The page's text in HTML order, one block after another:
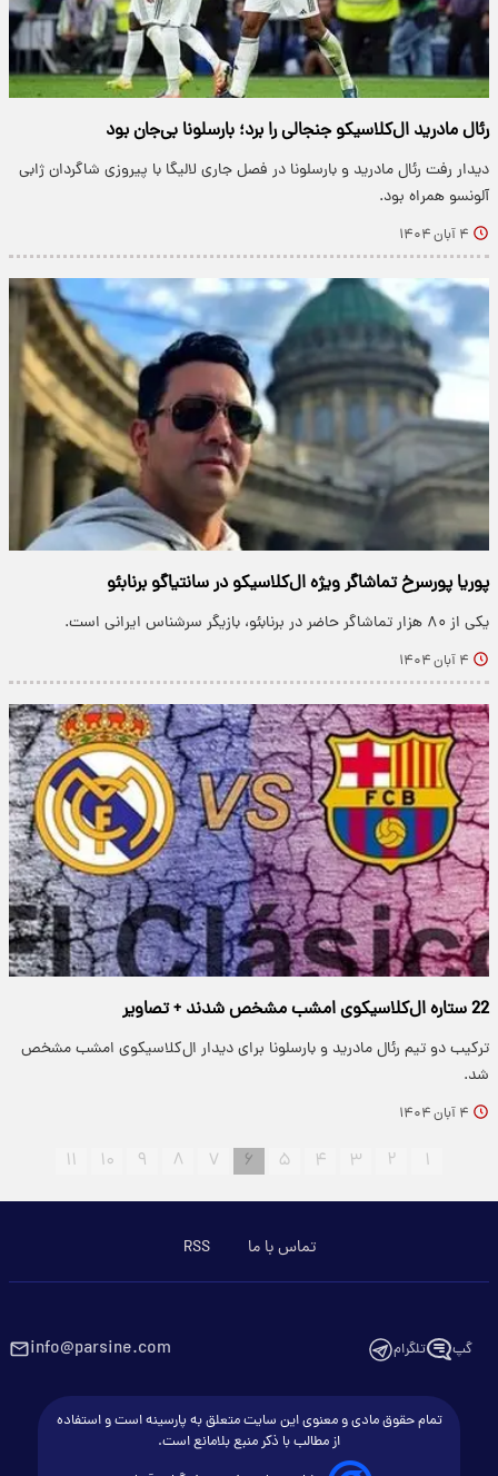
رئال مادرید ال‌کلاسیکو جنجالی را برد؛ بارسلونا بی‌جان بود
دیدار رفت رئال مادرید و بارسلونا در فصل جاری لالیگا با پیروزی شاگردان ژابی
آلونسو همراه بود.
۴ آبان ۱۴۰۴
پوریا پورسرخ تماشاگر ویژه ال‌کلاسیکو در سانتیاگو برنابئو
یکی از ۸۰ هزار تماشاگر حاضر در برنابئو، بازیگر سرشناس ایرانی است.
۴ آبان ۱۴۰۴
22 ستاره ال‌کلاسیکوی امشب مشخص شدند + تصاویر
ترکیب دو تیم رئال مادرید و بارسلونا برای دیدار ال‌کلاسیکوی امشب مشخص
شد.
۴ آبان ۱۴۰۴
۱ ۲ ۳ ۴ ۵ ۶ ۷ ۸ ۹ ۱۰ ۱۱
تماس با ما RSS
گپ تلگرام info@parsine.com
تمام حقوق مادی و معنوی این سایت متعلق به پارسینه است و استفاده
از مطالب با ذکر منبع بلامانع است.